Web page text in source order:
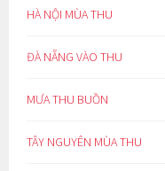
HÀ NỘI MÙA THU
ĐÀ NẴNG VÀO THU
MƯA THU BUỒN
TÂY NGUYÊN MÙA THU